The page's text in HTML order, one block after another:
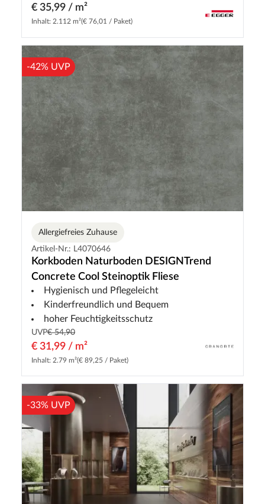
€ 35,99 / m²
Inhalt: 2.112 m²(€ 76,01 / Paket)
-42% UVP
Allergiefreies Zuhause
Artikel-Nr.: L4070646
Korkboden Naturboden DESIGNTrend
Concrete Cool Steinoptik Fliese
Hygienisch und Pflegeleicht
Kinderfreundlich und Bequem
hoher Feuchtigkeitsschutz
UVP€ 54,90
€ 31,99 / m²
Inhalt: 2.79 m²(€ 89,25 / Paket)
-33% UVP